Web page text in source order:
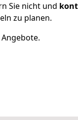
Sie nicht und
zu planen.